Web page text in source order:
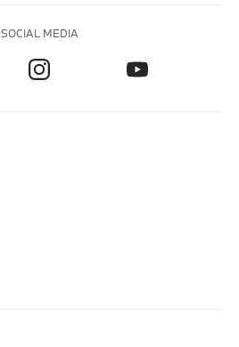
SOCIAL MEDIA